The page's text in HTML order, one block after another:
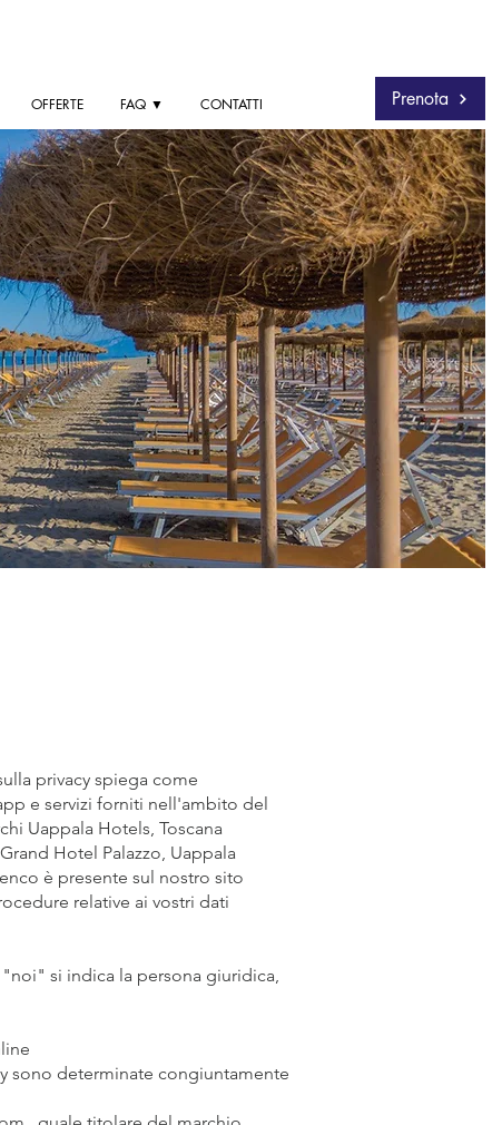
OFFERTE FAQ ▼ CONTATTI Prenota
privacy spiega come
e servizi forniti nell'ambito del
Uappala Hotels, Toscana
Hotel Palazzo, Uappala
è presente sul nostro sito
relative ai vostri dati
si indica la persona giuridica,
sono determinate congiuntamente